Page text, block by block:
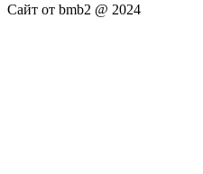
Сайт от bmb2 @ 2024